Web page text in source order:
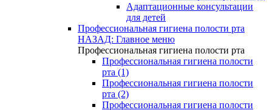
Адаптационные консультации
для детей
Профессиональная гигиена полости рта
НАЗАД: Главное меню
Профессиональная гигиена полости рта
Профессиональная гигиена полости
рта (1)
Профессиональная гигиена полости
рта (2)
Профессиональная гигиена полости